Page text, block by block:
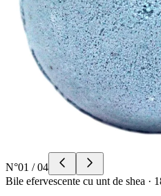
N°01 /04
Bile efervescente cu unt de shea ·